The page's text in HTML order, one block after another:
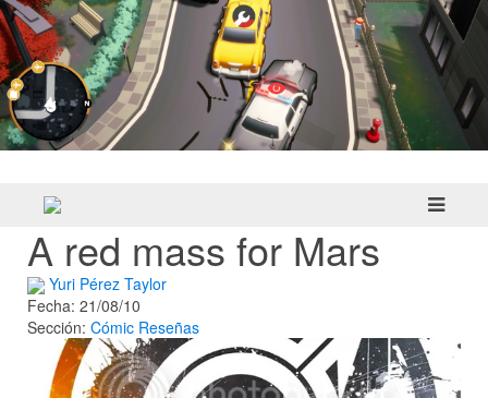
A red mass for Mars
Yuri Pérez Taylor
Fecha: 21/08/10
Sección: Cómic Reseñas